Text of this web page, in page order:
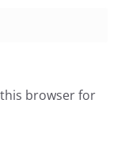
browser for